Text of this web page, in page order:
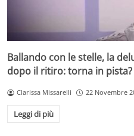
Ballando con le stelle, la
dopo il ritiro: torna in pista?
Clarissa Missarelli 22 Novembre
Leggi di più